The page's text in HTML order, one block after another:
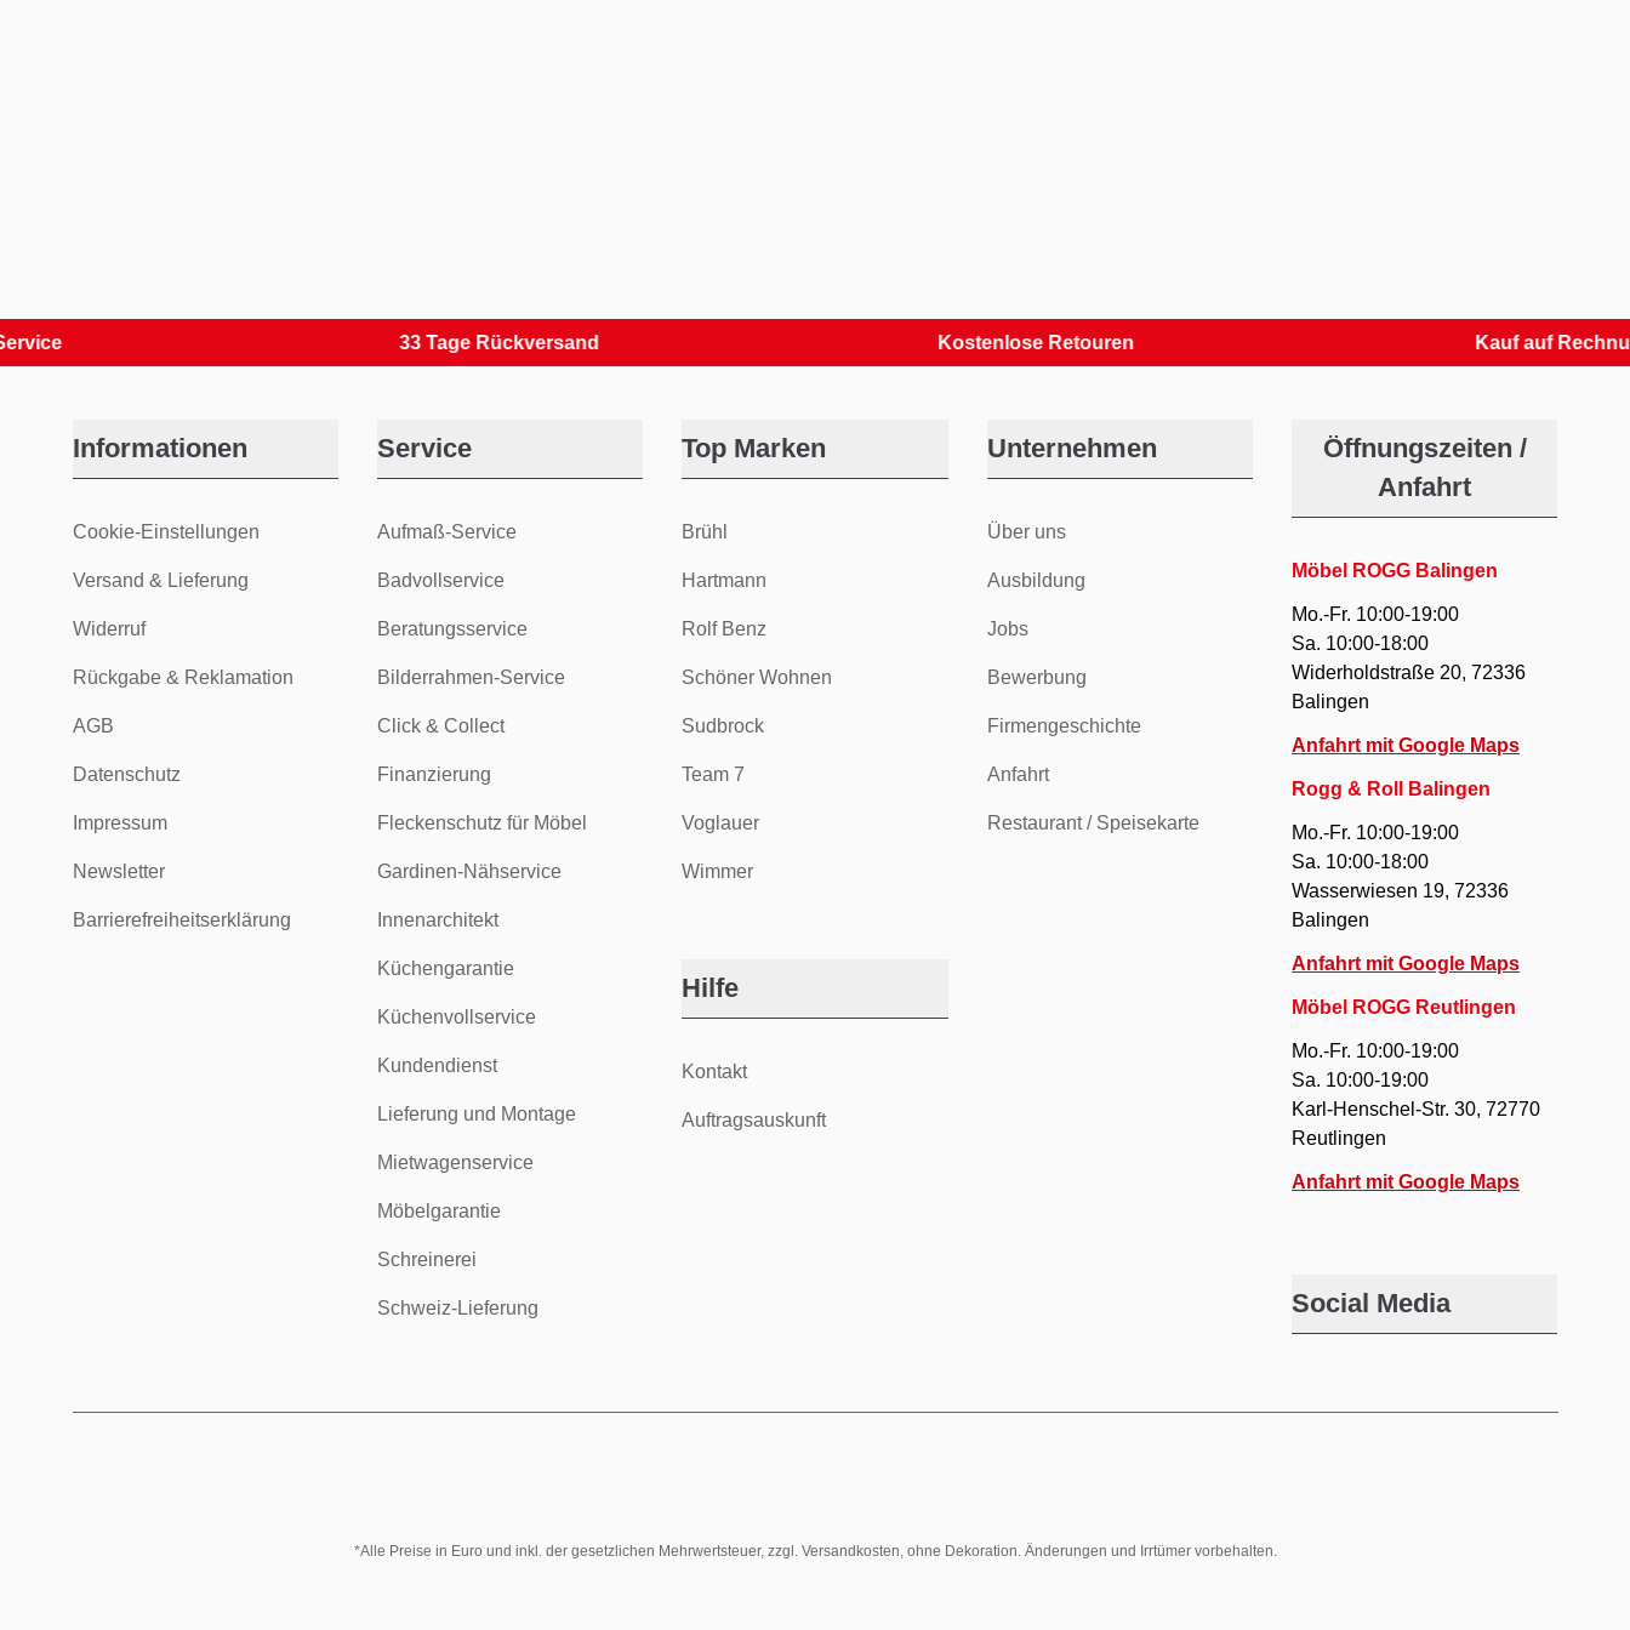
33 Tage Rückversand Kostenlose Retouren Kauf auf Rechnung
Informationen
Cookie-Einstellungen
Versand & Lieferung
Widerruf
Rückgabe & Reklamation
AGB
Datenschutz
Impressum
Newsletter
Barrierefreiheitserklärung
Service
Aufmaß-Service
Badvollservice
Beratungsservice
Bilderrahmen-Service
Click & Collect
Finanzierung
Fleckenschutz für Möbel
Gardinen-Nähservice
Innenarchitekt
Küchengarantie
Küchenvollservice
Kundendienst
Lieferung und Montage
Mietwagenservice
Möbelgarantie
Schreinerei
Schweiz-Lieferung
Top Marken
Brühl
Hartmann
Rolf Benz
Schöner Wohnen
Sudbrock
Team 7
Voglauer
Wimmer
Hilfe
Kontakt
Auftragsauskunft
Unternehmen
Über uns
Ausbildung
Jobs
Bewerbung
Firmengeschichte
Anfahrt
Restaurant / Speisekarte
Öffnungszeiten /
Anfahrt
Möbel ROGG Balingen
Mo.-Fr. 10:00-19:00
Sa. 10:00-18:00
Widerholdstraße 20, 72336
Balingen
Anfahrt mit Google Maps
Rogg & Roll Balingen
Mo.-Fr. 10:00-19:00
Sa. 10:00-18:00
Wasserwiesen 19, 72336
Balingen
Anfahrt mit Google Maps
Möbel ROGG Reutlingen
Mo.-Fr. 10:00-19:00
Sa. 10:00-19:00
Karl-Henschel-Str. 30, 72770
Reutlingen
Anfahrt mit Google Maps
Social Media
*Alle Preise in Euro und inkl. der gesetzlichen Mehrwertsteuer, zzgl. Versandkosten, ohne Dekoration. Änderungen und Irrtümer vorbehalten.